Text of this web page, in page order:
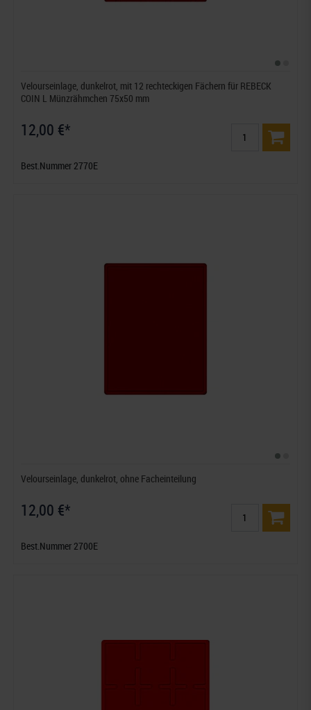
Velourseinlage, dunkelrot, mit 12 rechteckigen Fächern für REBECK
COIN L Münzrähmchen 75x50 mm
12,00 €*
Best.Nummer 2770E
Velourseinlage, dunkelrot, ohne Facheinteilung
12,00 €*
Best.Nummer 2700E